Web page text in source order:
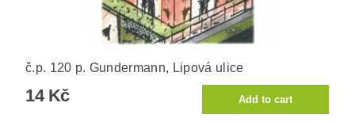
č.p. 120 p. Gundermann, Lipová ulice
14 Kč